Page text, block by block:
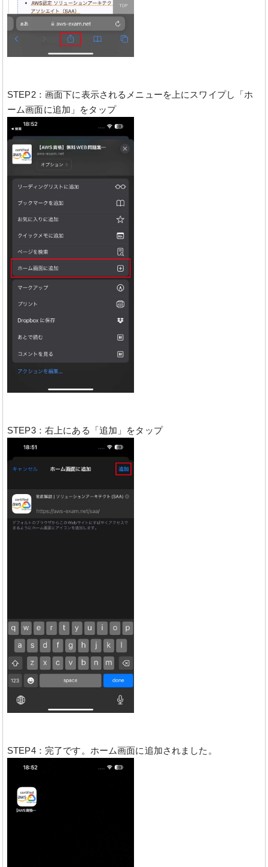
STEP2：画面下に表示されるメニューを上にスワイプし「ホ
ーム画面に追加」をタップ
STEP3：右上にある「追加」をタップ
STEP4：完了です。ホーム画面に追加されました。